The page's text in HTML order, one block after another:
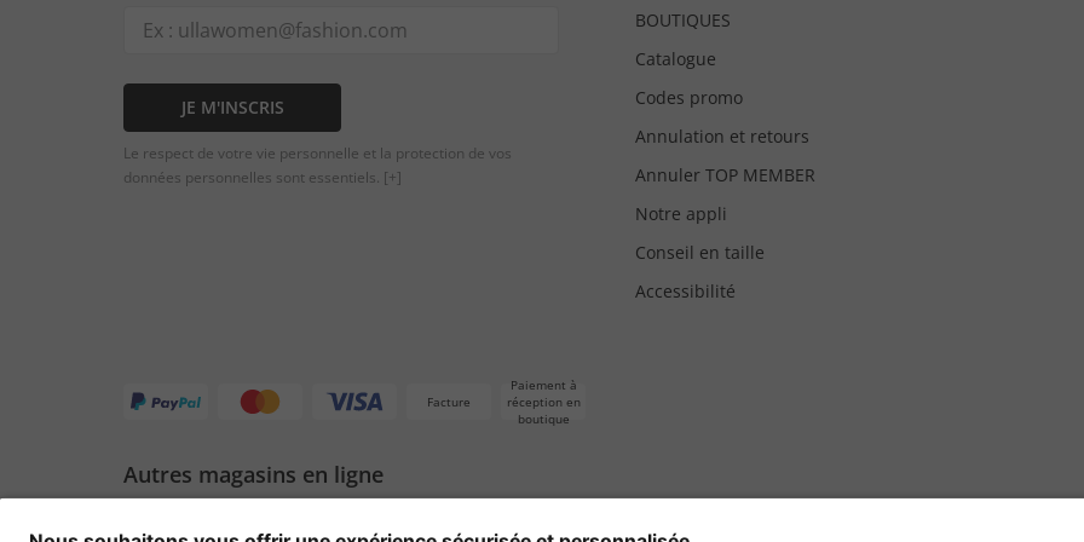
JE M'INSCRIS
Le respect de votre vie personnelle et la protection de vos
données personnelles sont essentiels. [+]
BOUTIQUES
Catalogue
Codes promo
Annulation et retours
Annuler TOP MEMBER
Notre appli
Conseil en taille
Accessibilité
Facture
Paiement à
réception en
boutique
Autres magasins en ligne